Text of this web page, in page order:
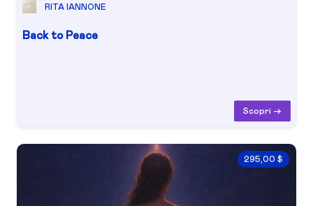
RITA IANNONE
Back to Peace
Scopri ->
295,00 $